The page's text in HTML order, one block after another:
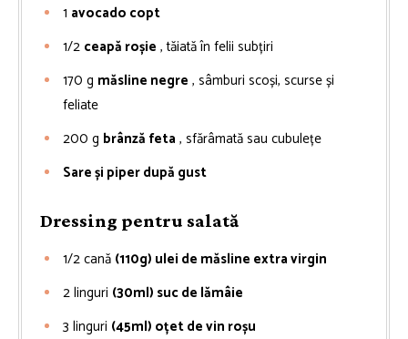
1 avocado copt
1/2 ceapă roșie , tăiată în felii subțiri
170 g măsline negre , sâmburi scoși, scurse și
feliate
200 g brânză feta , sfărâmată sau cubulețe
Sare și piper după gust
Dressing pentru salată
1/2cană (110g) ulei de măsline extra virgin
2linguri (30ml) suc de lămâie
3 linguri (45ml) oțet de vin roșu